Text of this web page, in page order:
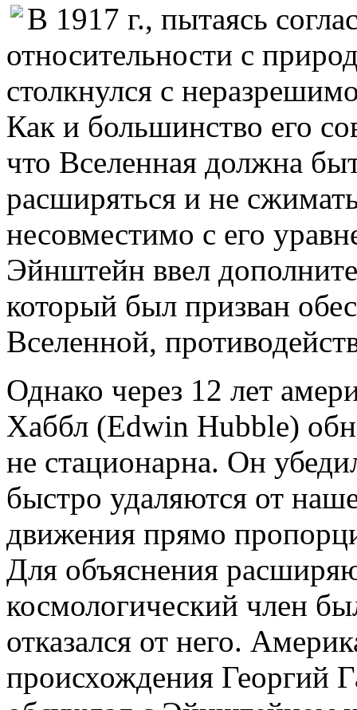
В 1917 г., пытаясь
относительности с
столкнулся с
Как и большинство его
что Вселенная должна
расширяться и не
несовместимо с его
Эйнштейн ввел
который был призван
Вселенной,
Однако через 12 лет
Хаббл (Edwin Hubble)
не стационарна. Он
быстро удаляются от
движения прямо
Для объяснения
космологический член
отказался от него.
происхождения Георгий